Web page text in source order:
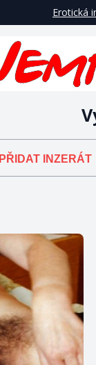
Erotická
PŘIDAT INZERÁT